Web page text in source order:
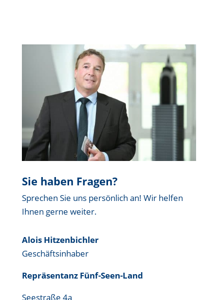
Sie haben Fragen?
Sprechen Sie uns persönlich an! Wir helfen
Ihnen gerne weiter.
Alois Hitzenbichler
Geschäftsinhaber
Repräsentanz Fünf-Seen-Land
Seestraße 4a